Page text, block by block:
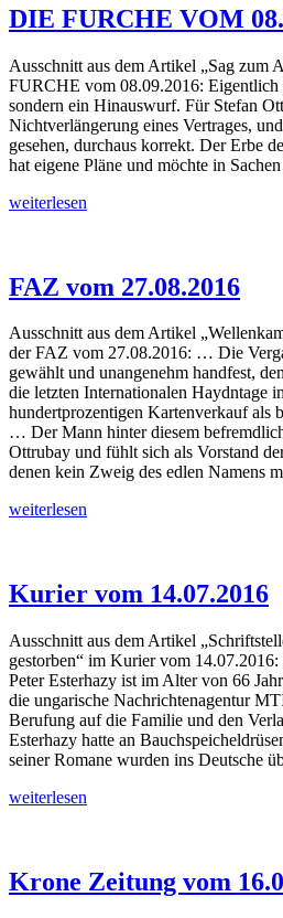
DIE FURCHE VOM
Ausschnitt aus dem Artikel „Sag zum
FURCHE vom 08.09.2016: Eigentlich
sondern ein Hinauswurf. Für Stefan
Nichtverlängerung eines Vertrages,
gesehen, durchaus korrekt. Der Erbe
hat eigene Pläne und möchte in
DIE
weiterlesen
FAZ vom 27.08.2016
Ausschnitt aus dem Artikel
der FAZ vom 27.08.2016: … Die
gewählt und unangenehm handfest,
die letzten Internationalen Haydntage
hundertprozentigen Kartenverkauf als
… Der Mann hinter diesem
Ottrubay und fühlt sich als Vorstand
denen kein Zweig des edlen Namens
FAZ
weiterlesen
Kurier vom 14.07.2016
Ausschnitt aus dem Artikel
gestorben“ im Kurier vom
Peter Esterhazy ist im Alter von 66
die ungarische Nachrichtenagentur
Berufung auf die Familie und den
Esterhazy hatte an
seiner Romane wurden ins Deutsche
Kurier
weiterlesen
Krone Zeitung vom